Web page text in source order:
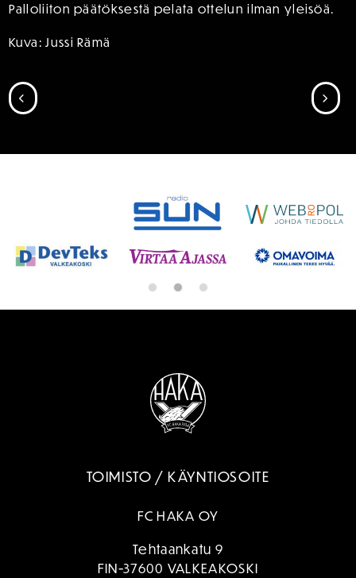
Palloliiton päätöksestä pelata ottelun ilman yleisöä.
Kuva: Jussi Rämä
SIIRRY EDELLISEEN
TOIMISTO / KÄYNTIOSOITE
FC HAKA OY
Tehtaankatu 9
FIN-37600 VALKEAKOSKI